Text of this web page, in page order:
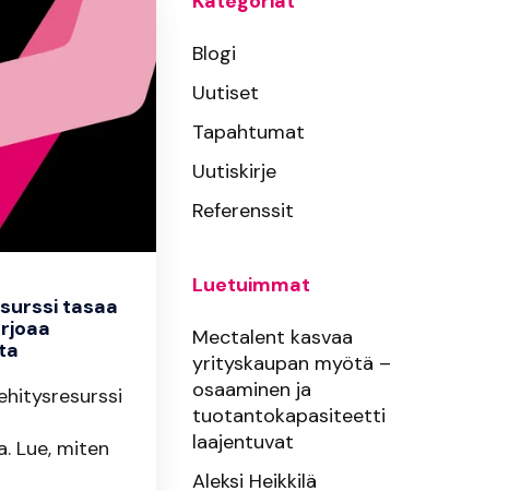
Blogi
Uutiset
Tapahtumat
Uutiskirje
Referenssit
Luetuimmat
Mectalent kasvaa
yrityskaupan myötä –
osaaminen ja
tuotantokapasiteetti
laajentuvat
Aleksi Heikkilä
tasaa
Lue, miten